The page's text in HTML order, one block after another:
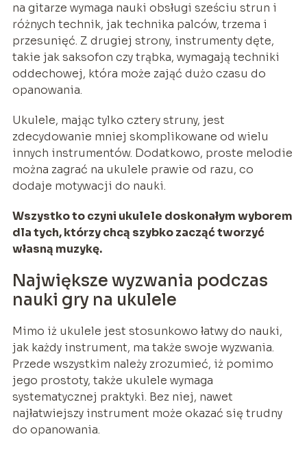
na gitarze wymaga nauki obsługi sześciu strun i
różnych technik, jak technika palców, trzema i
przesunięć. Z drugiej strony, instrumenty dęte,
takie jak saksofon czy trąbka, wymagają techniki
oddechowej, która może zająć dużo czasu do
opanowania.
Ukulele, mając tylko cztery struny, jest
zdecydowanie mniej skomplikowane od wielu
innych instrumentów. Dodatkowo, proste melodie
można zagrać na ukulele prawie od razu, co
dodaje motywacji do nauki.
Wszystko to czyni ukulele doskonałym wyborem
dla tych, którzy chcą szybko zacząć tworzyć
własną muzykę.
Największe wyzwania podczas
nauki gry na ukulele
Mimo iż ukulele jest stosunkowo łatwy do nauki,
jak każdy instrument, ma także swoje wyzwania.
Przede wszystkim należy zrozumieć, iż pomimo
jego prostoty, także ukulele wymaga
systematycznej praktyki. Bez niej, nawet
najłatwiejszy instrument może okazać się trudny
do opanowania.